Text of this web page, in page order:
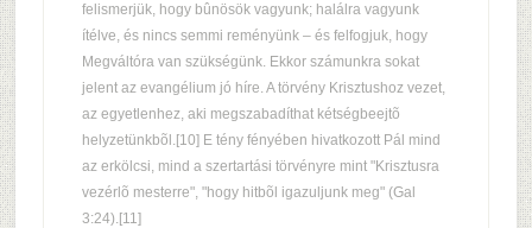
felismerjük, hogy bûnösök vagyunk; halálra vagyunk
ítélve, és nincs semmi reményünk – és felfogjuk, hogy
Megváltóra van szükségünk. Ekkor számunkra sokat
jelent az evangélium jó híre. A törvény Krisztushoz vezet,
az egyetlenhez, aki megszabadíthat kétségbeejtõ
helyzetünkbõl.[10] E tény fényében hivatkozott Pál mind
az erkölcsi, mind a szertartási törvényre mint "Krisztusra
vezérlõ mesterre", "hogy hitbõl igazuljunk meg" (Gal
3:24).[11]